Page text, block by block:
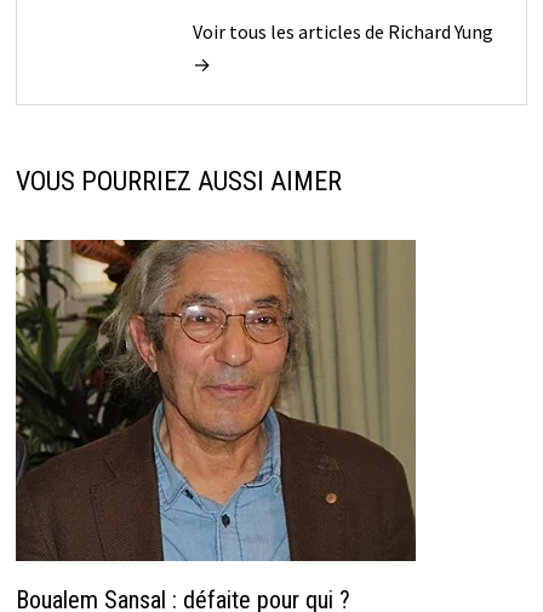
Voir tous les articles de Richard Yung
→
VOUS POURRIEZ AUSSI AIMER
Boualem Sansal : défaite pour qui ?